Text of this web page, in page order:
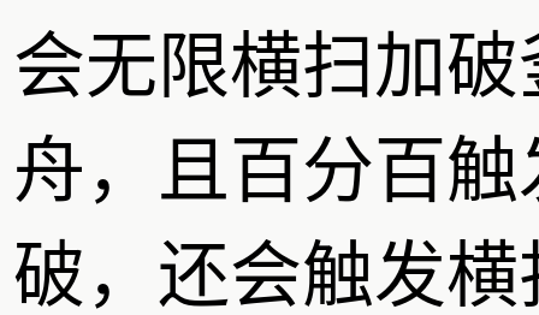
会无限横扫加破
舟，且百分百触
破，还会触发横